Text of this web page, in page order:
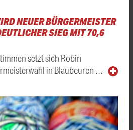
NEUER BÜRGERMEISTER
SIEG MIT 70,6
setzt sich Robin
in Blaubeuren …